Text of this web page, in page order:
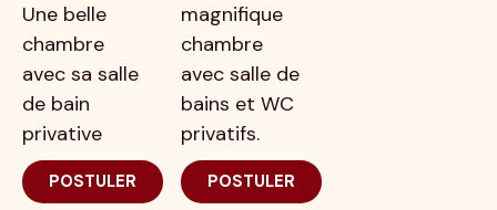
Une belle
chambre
avec sa salle
de bain
privative
POSTULER
magnifique
chambre
avec salle de
bains et WC
privatifs.
POSTULER